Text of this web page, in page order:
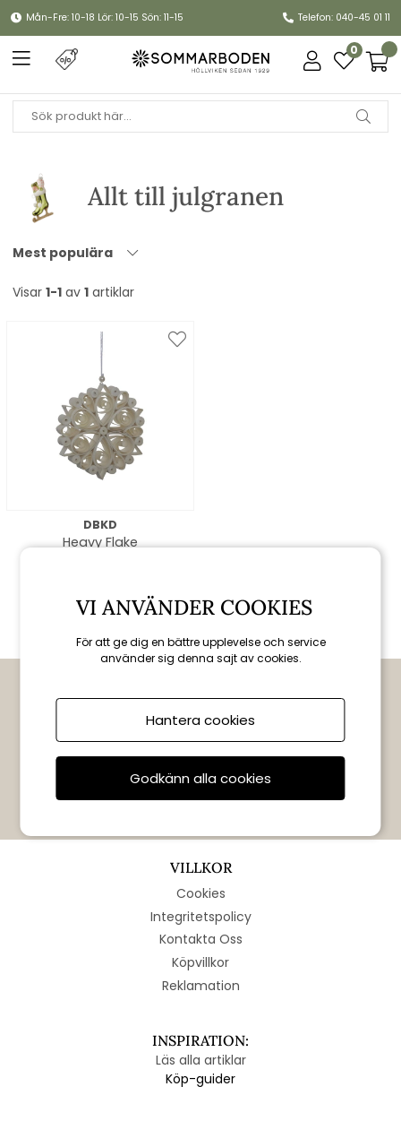
Mån-Fre: 10-18 Lör: 10-15 Sön: 11-15 Telefon: 040-45 01 11
0
Allt till julgranen
Mest populära
Visar 1-1 av 1 artiklar
DBKD
Heavy Flake
Tips, exklusiva erbjudanden och nyheter direkt i din inkorg.
online.
VILLKOR
Cookies
Integritetspolicy
Kontakta Oss
Köpvillkor
Reklamation
INSPIRATION:
Läs alla artiklar
Köp-guider
VI ANVÄNDER COOKIES
För att ge dig en bättre upplevelse och service
använder sig denna sajt av cookies.
Hantera cookies
Godkänn alla cookies